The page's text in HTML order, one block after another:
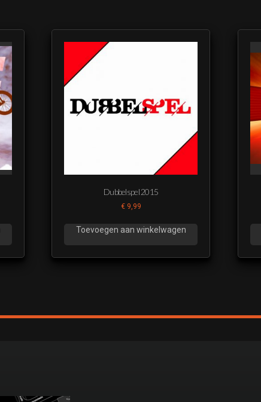
Dubbelspel 2015
€9,99
Toevoegen aan winkelwagen